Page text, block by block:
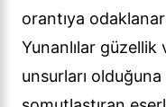
orantıya
Yunanlılar
unsurları